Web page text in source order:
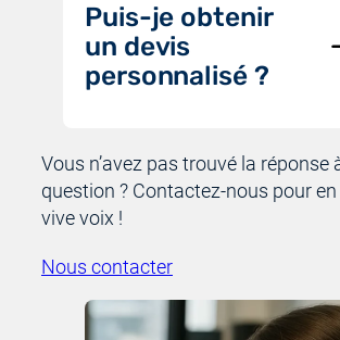
Puis-je obtenir
un devis
personnalisé ?
Vous n’avez pas trouvé la réponse
question ? Contactez-nous pour
vive voix !
Nous contacter